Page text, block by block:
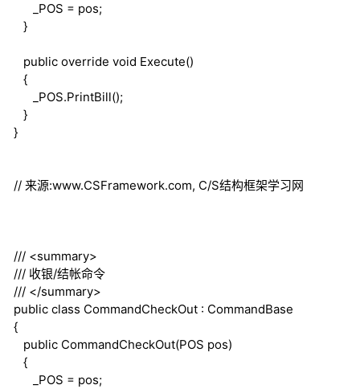
_POS = pos;
}
public override void Execute()
{
_POS.PrintBill();
}
}
// 来源:www.CSFramework.com, C/S结构框架学习网
/// <summary>
/// 收银/结帐命令
/// </summary>
public class CommandCheckOut : CommandBase
{
public CommandCheckOut(POS pos)
{
_POS = pos;